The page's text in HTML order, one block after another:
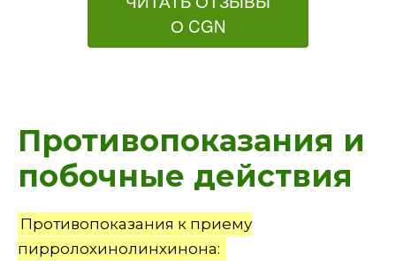
О CGN
Противопоказания и
побочные действия
Противопоказания к приему
пирролохинолинхинона: